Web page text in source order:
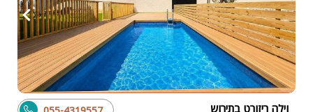
וילה ריזורט בתירוש